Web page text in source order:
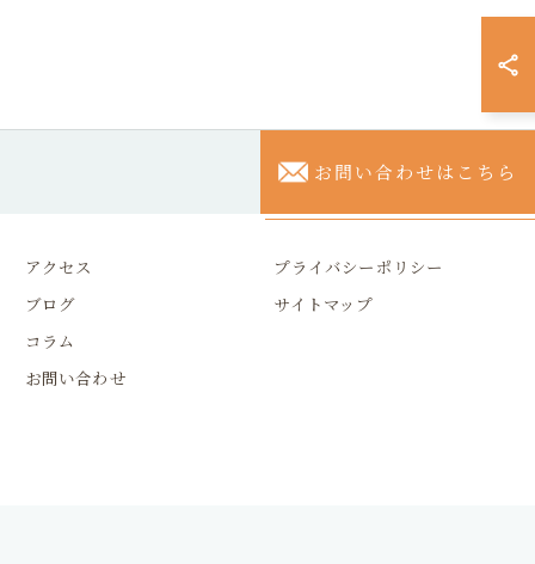
お問い合わせはこちら
アクセス
ブログ
コラム
お問い合わせ
プライバシーポリシー
サイトマップ